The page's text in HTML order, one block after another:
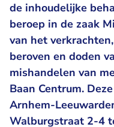
de inhoudelijke
beroep in de zaak
van het
beroven en doden
mishandelen van
Baan Centrum.
Arnhem-
Walburgstraat 2-4